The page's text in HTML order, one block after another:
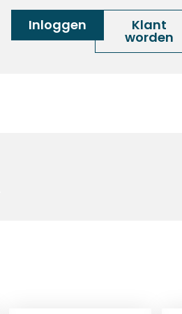
Inloggen
Klant
worden